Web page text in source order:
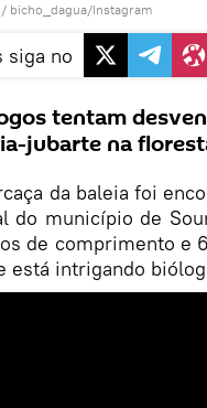
bicho_dagua/Instagram
siga no
tentam
jubarte na
da baleia foi
do município de
de comprimento e
está intrigando